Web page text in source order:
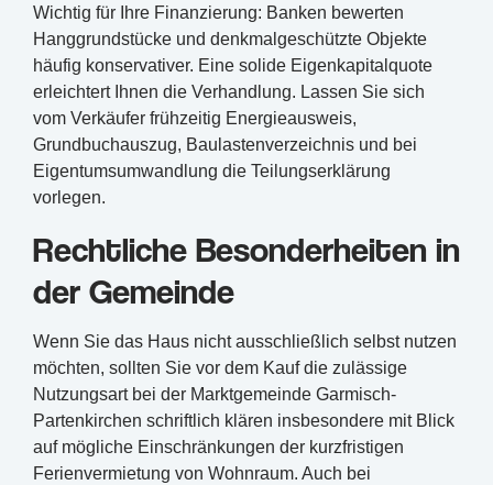
Wichtig für Ihre Finanzierung: Banken bewerten
Hanggrundstücke und denkmalgeschützte Objekte
häufig konservativer. Eine solide Eigenkapitalquote
erleichtert Ihnen die Verhandlung. Lassen Sie sich
vom Verkäufer frühzeitig Energieausweis,
Grundbuchauszug, Baulastenverzeichnis und bei
Eigentumsumwandlung die Teilungserklärung
vorlegen.
Rechtliche Besonderheiten in
der Gemeinde
Wenn Sie das Haus nicht ausschließlich selbst nutzen
möchten, sollten Sie vor dem Kauf die zulässige
Nutzungsart bei der Marktgemeinde Garmisch-
Partenkirchen schriftlich klären insbesondere mit Blick
auf mögliche Einschränkungen der kurzfristigen
Ferienvermietung von Wohnraum. Auch bei